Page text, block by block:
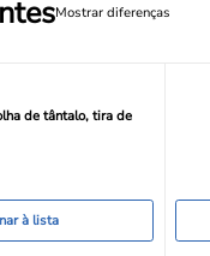
Mostrar diferenças
de tântalo, tira de
à lista